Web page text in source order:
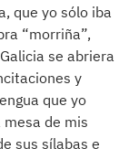
que yo sólo iba
“morriña”,
se abriera
y
que yo
de mis
sus sílabas e